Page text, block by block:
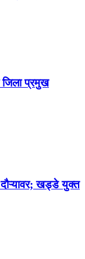
जिला प्रमुख
खड्डे युक्त